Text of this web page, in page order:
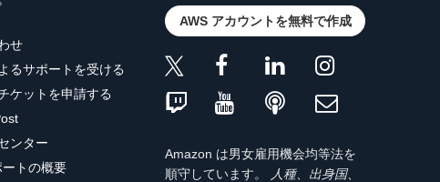
せ
るサポートを受ける
ケットを申請する
ンター
ートの概要
AWS アカウントを無料で作成
Amazon は男女雇用機会均等法を
順守しています。
人種、出身国、